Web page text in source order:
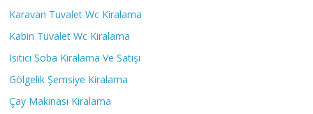
Karavan Tuvalet Wc Kiralama
Kabin Tuvalet Wc Kiralama
Isıtıcı Soba Kiralama Ve Satışı
Gölgelik Şemsiye Kiralama
Çay Makinası Kiralama